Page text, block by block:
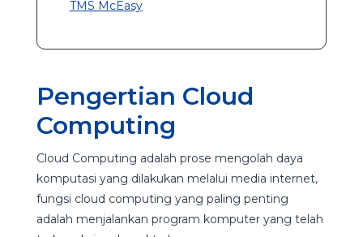
TMS McEasy
Pengertian Cloud
Computing
Cloud Computing adalah prose mengolah daya
komputasi yang dilakukan melalui media internet,
fungsi cloud computing yang paling penting
adalah menjalankan program komputer yang telah